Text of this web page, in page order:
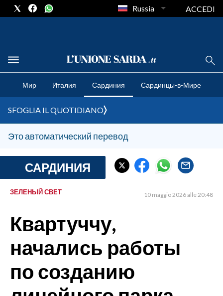
CRONACA SARDEGNA
CAGLIARI
SULCIS IGLESIENTE
MEDIO CAMPIDANO
SASSARI E PROVINCIA
NUORO E PROVINCIA
AGENDA
CRONACA
MONDO
Russia ACCEDI
Мир Италия Сардиния Сардинцы-в-Мире
SFOGLIA IL QUOTIDIANO
Это автоматический перевод
САРДИНИЯ
ЗЕЛЕНЫЙ СВЕТ 10 maggio 2026 alle 20:48
Квартуччу,
начались работы
по созданию